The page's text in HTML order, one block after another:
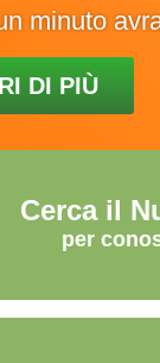
minuto
DI PIÙ
Cerca il
per